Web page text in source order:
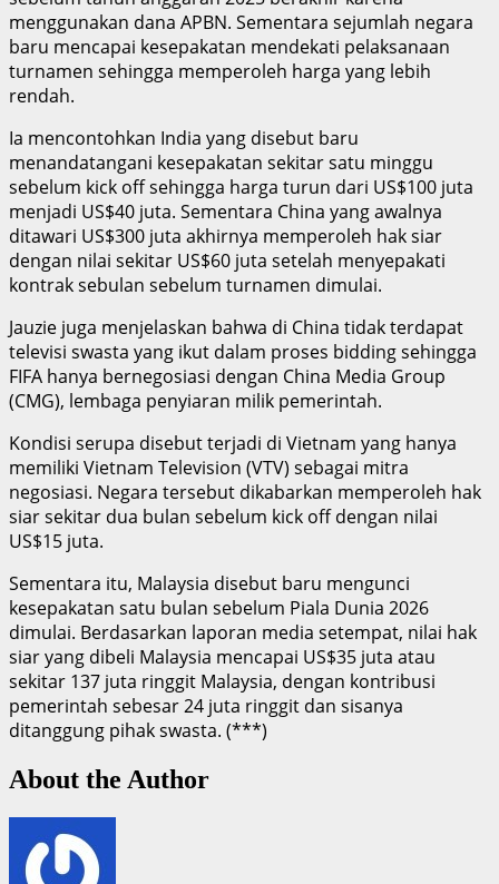
menggunakan dana APBN. Sementara sejumlah negara
baru mencapai kesepakatan mendekati pelaksanaan
turnamen sehingga memperoleh harga yang lebih
rendah.
‎Ia mencontohkan India yang disebut baru
menandatangani kesepakatan sekitar satu minggu
sebelum kick off sehingga harga turun dari US$100 juta
menjadi US$40 juta. Sementara China yang awalnya
ditawari US$300 juta akhirnya memperoleh hak siar
dengan nilai sekitar US$60 juta setelah menyepakati
kontrak sebulan sebelum turnamen dimulai.
‎Jauzie juga menjelaskan bahwa di China tidak terdapat
televisi swasta yang ikut dalam proses bidding sehingga
FIFA hanya bernegosiasi dengan China Media Group
(CMG), lembaga penyiaran milik pemerintah.
‎Kondisi serupa disebut terjadi di Vietnam yang hanya
memiliki Vietnam Television (VTV) sebagai mitra
negosiasi. Negara tersebut dikabarkan memperoleh hak
siar sekitar dua bulan sebelum kick off dengan nilai
US$15 juta.
‎Sementara itu, Malaysia disebut baru mengunci
kesepakatan satu bulan sebelum Piala Dunia 2026
dimulai. Berdasarkan laporan media setempat, nilai hak
siar yang dibeli Malaysia mencapai US$35 juta atau
sekitar 137 juta ringgit Malaysia, dengan kontribusi
pemerintah sebesar 24 juta ringgit dan sisanya
ditanggung pihak swasta. (***)
About the Author